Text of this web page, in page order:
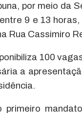
por meio da
9 e 13
Rua Cassimiro
100
a
primeiro